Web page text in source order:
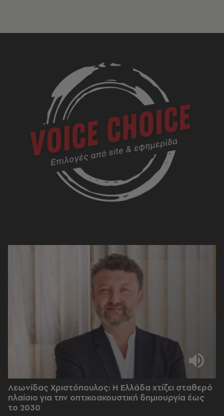
Λεωνίδας Χριστόπουλος: Η Ελλάδα χτίζει σταθερό
πλαίσιο για την οπτικοακουστική δημιουργία έως
το 2030